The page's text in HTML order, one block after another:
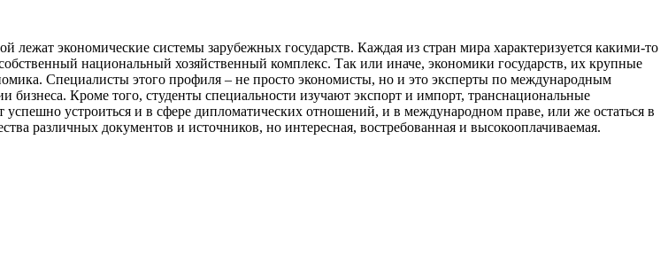
экономические системы зарубежных государств. Каждая из стран мира характеризуется какими-то
национальный хозяйственный комплекс. Так или иначе, экономики государств, их крупные
Специалисты этого профиля – не просто экономисты, но и это эксперты по международным
Кроме того, студенты специальности изучают экспорт и импорт, транснациональные
устроиться и в сфере дипломатических отношений, и в международном праве, или же остаться в
различных документов и источников, но интересная, востребованная и высокооплачиваемая.